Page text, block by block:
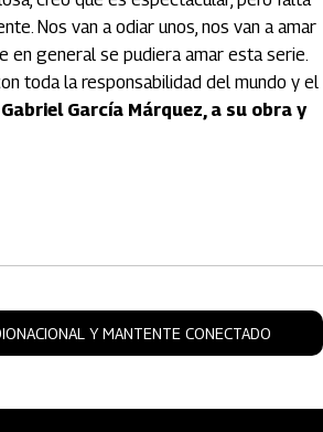
Nos van a odiar unos, nos van a amar
en general se pudiera amar esta serie.
toda la responsabilidad del mundo y el
García Márquez, a su obra y
Y MANTENTE CONECTADO